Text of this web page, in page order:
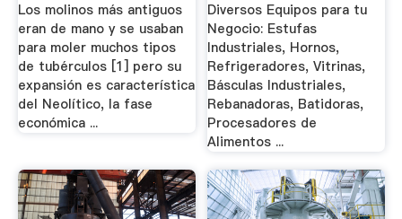
Los molinos más antiguos
eran de mano y se usaban
para moler muchos tipos
de tubérculos [1] pero su
expansión es característica
del Neolítico, la fase
económica ...
Diversos Equipos para tu
Negocio: Estufas
Industriales, Hornos,
Refrigeradores, Vitrinas,
Básculas Industriales,
Rebanadoras, Batidoras,
Procesadores de
Alimentos ...